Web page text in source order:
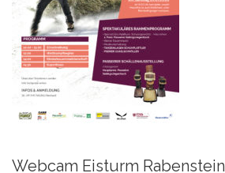
Webcam Eisturm Rabenstein